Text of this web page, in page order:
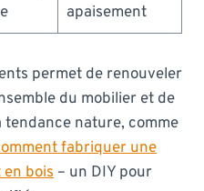
apaisement
permet de renouveler
du mobilier et de
nature, comme
fabriquer une
bois – un DIY pour